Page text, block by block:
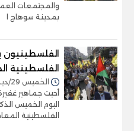
والمجتمعات
بمدينة سوهاج ا
الفلسطينية
الخميس 29/ديسمبر/2022 - 04:28 م
أحيت جماهير
الفلسطينية